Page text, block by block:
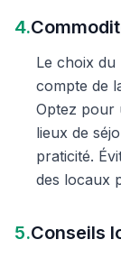
4.
Le choix du
compte de
Optez pour
lieux de
praticité.
des locaux
5.Conseils